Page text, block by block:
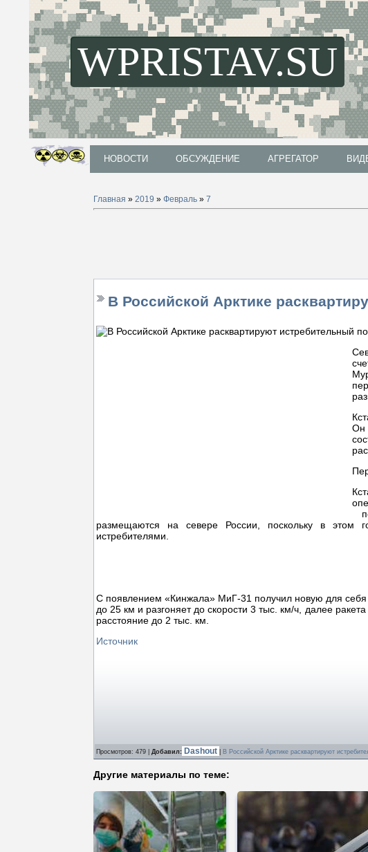
WPRISTAV.SU
НОВОСТИ ОБСУЖДЕНИЕ АГРЕГАТОР
Главная » 2019 » Февраль » 7
В Российской Арктике
Он
размещаются на севере России, поскольку в этом
истребителями.
С появлением «Кинжала» МиГ-31 получил новую для
до 25 км и разгоняет до скорости 3 тыс. км/ч, далее
расстояние до 2 тыс. км.
Источник
Просмотров: 479 | Добавил: Dashout В Российской Арктике расквартируют
Другие материалы по теме: